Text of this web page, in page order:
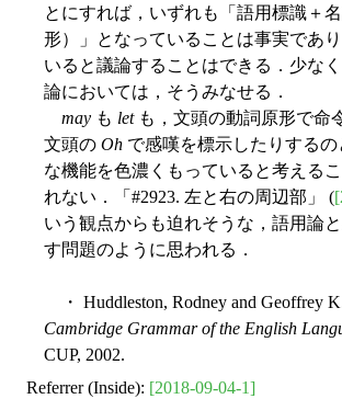
とにすれば，いずれも「語用標識＋
形）」となっていることは事実であ
いると議論することはできる．少な
論においては，そうみなせる．
may も letも，文頭の動詞原形で命
文頭の Oh で感嘆を標示したりする
な機能を色濃くもっていると考える
れない．「#2923. 左と右の周辺部」 (
いう観点からも迫れそうな，語用論
す問題のように思われる．
・ Huddleston, Rodney and Geoffrey
Cambridge Grammar of the English
CUP, 2002.
Referrer (Inside): [2018-09-04-1]